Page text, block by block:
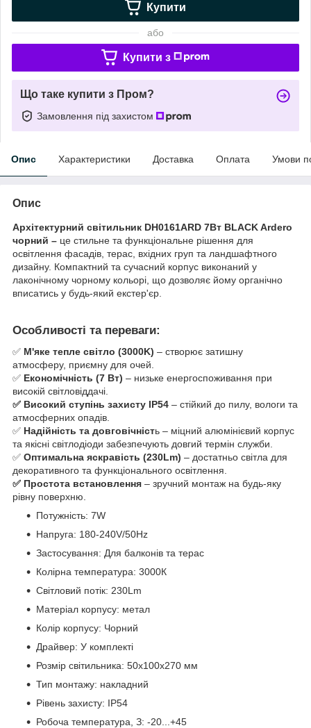
Купити
або
Купити з
Що таке купити з Пром?
Замовлення під захистом
Опис Характеристики Доставка Оплата Умови
Опис
Архітектурний світильник DH0161ARD 7Вт BLACK Ardero
чорний – це стильне та функціональне рішення для
освітлення фасадів, терас, вхідних груп та ландшафтного
дизайну. Компактний та сучасний корпус виконаний у
лаконічному чорному кольорі, що дозволяє йому органічно
вписатись у будь-який екстер'єр.
Особливості та переваги:
✅ М'яке тепле світло (3000K) – створює затишну
атмосферу, приємну для очей.
✅ Економічність (7 Вт) – низьке енергоспоживання при
високій світловіддачі.
✅ Високий ступінь захисту IP54 – стійкий до пилу, вологи та
атмосферних опадів.
✅ Надійність та довговічність – міцний алюмінієвий корпус
та якісні світлодіоди забезпечують довгий термін служби.
✅ Оптимальна яскравість (230Lm) – достатньо світла для
декоративного та функціонального освітлення.
✅ Простота встановлення – зручний монтаж на будь-яку
рівну поверхню.
Потужність: 7W
Напруга: 180-240V/50Hz
Застосування: Для балконів та терас
Колірна температура: 3000К
Світловий потік: 230Lm
Матеріал корпусу: метал
Колір корпусу: Чорний
Драйвер: У комплекті
Розмір світильника: 50х100х270 мм
Тип монтажу: накладний
Рівень захисту: IP54
Робоча температура, З: -20...+45